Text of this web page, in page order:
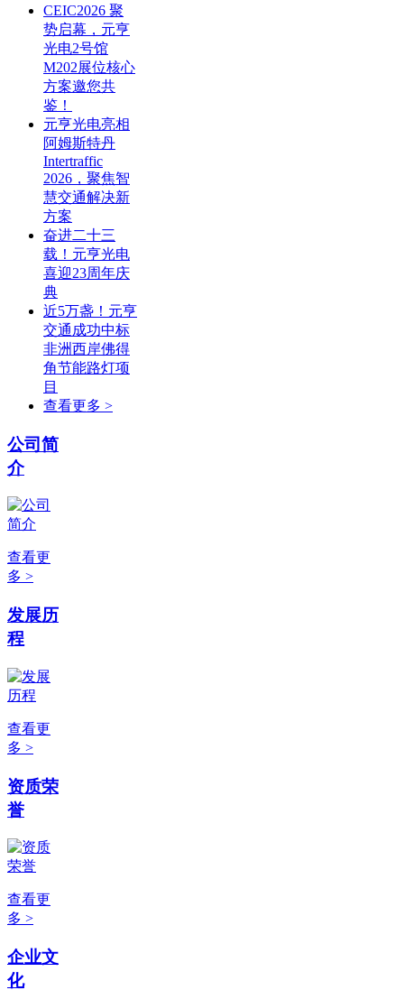
CEIC2026 聚
势启幕，元亨
光电2号馆
M202展位核心
方案邀您共
鉴！
元亨光电亮相
阿姆斯特丹
Intertraffic
2026，聚焦智
慧交通解决新
方案
奋进二十三
载！元亨光电
喜迎23周年庆
典
近5万盏！元亨
交通成功中标
非洲西岸佛得
角节能路灯项
目
查看更多 >
公司简
介
查看更
多 >
发展历
程
查看更
多 >
资质荣
誉
查看更
多 >
企业文
化